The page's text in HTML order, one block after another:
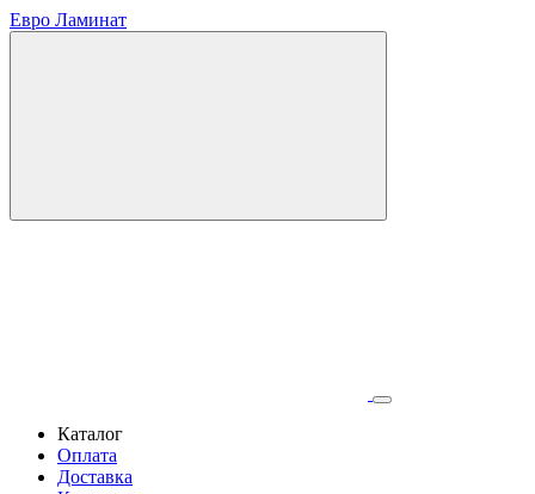
Евро Ламинат
Каталог
Оплата
Доставка